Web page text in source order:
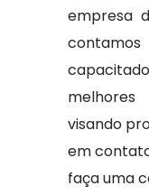
empresa
visando
em
faça uma